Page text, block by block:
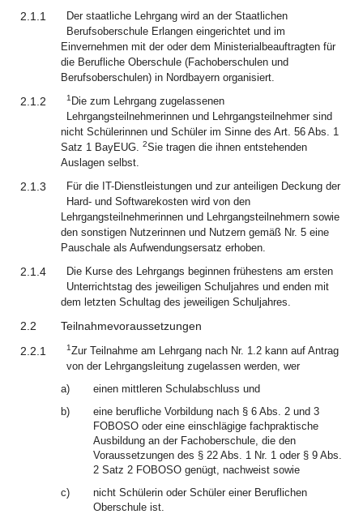
2.1.1
Der staatliche Lehrgang wird an der Staatlichen
Berufsoberschule Erlangen eingerichtet und im
Einvernehmen mit der oder dem Ministerialbeauftragten für
die Berufliche Oberschule (Fachoberschulen und
Berufsoberschulen) in Nordbayern organisiert.
2.1.2 1 Die zum Lehrgang zugelassenen
Lehrgangsteilnehmerinnen und Lehrgangsteilnehmer sind
nicht Schülerinnen und Schüler im Sinne des Art. 56 Abs. 1
Satz 1 BayEUG. 2Sie tragen die ihnen entstehenden
Auslagen selbst.
2.1.3
Für die IT-Dienstleistungen und zur anteiligen Deckung der
Hard- und Softwarekosten wird von den
Lehrgangsteilnehmerinnen und Lehrgangsteilnehmern sowie
den sonstigen Nutzerinnen und Nutzern gemäß Nr. 5 eine
Pauschale als Aufwendungsersatz erhoben.
2.1.4
Die Kurse des Lehrgangs beginnen frühestens am ersten
Unterrichtstag des jeweiligen Schuljahres und enden mit
dem letzten Schultag des jeweiligen Schuljahres.
2.2
Teilnahmevoraussetzungen
2.2.1
1Zur Teilnahme am Lehrgang nach Nr. 1.2 kann auf Antrag
von der Lehrgangsleitung zugelassen werden, wer
a)
einen mittleren Schulabschluss und
b)
eine berufliche Vorbildung nach § 6 Abs. 2 und 3
FOBOSO oder eine einschlägige fachpraktische
Ausbildung an der Fachoberschule, die den
Voraussetzungen des § 22 Abs. 1 Nr. 1 oder § 9 Abs.
2 Satz 2 FOBOSO genügt, nachweist sowie
c)
nicht Schülerin oder Schüler einer Beruflichen
Oberschule ist.